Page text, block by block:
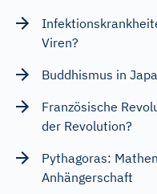
Viren?
Buddhismus in
Französische
der Revolution?
Pythagoras:
Anhängerschaft